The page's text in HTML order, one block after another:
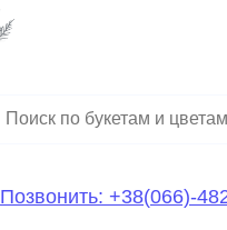
Позвонить: +38(066)-